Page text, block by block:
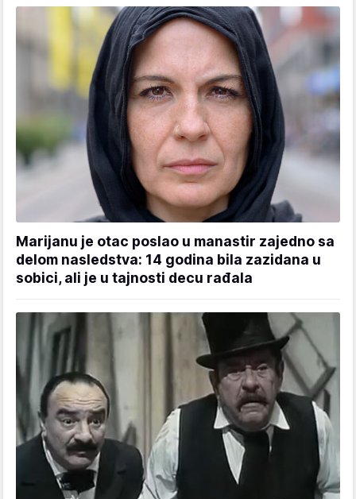
Marijanu je otac poslao u manastir zajedno sa
delom nasledstva: 14 godina bila zazidana u
sobici, ali je u tajnosti decu rađala